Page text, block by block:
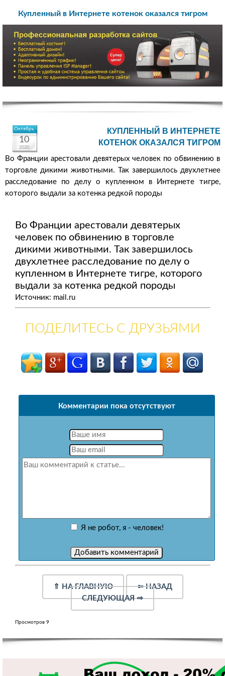
Купленный в Интернете котенок оказался тигром
Октябрь
10
2020
КУПЛЕННЫЙ В ИНТЕРНЕТЕ
КОТЕНОК ОКАЗАЛСЯ ТИГРОМ
Во Франции арестовали девятерых человек по обвинению в
торговле дикими животными. Так завершилось двухлетнее
расследование по делу о купленном в Интернете тигре,
которого выдали за котенка редкой породы
Во Франции арестовали девятерых
человек по обвинению в торговле
дикими животными. Так завершилось
двухлетнее расследование по делу о
купленном в Интернете тигре, которого
выдали за котенка редкой породы
Источник: mail.ru
ПОДЕЛИТЕСЬ С ДРУЗЬЯМИ
Комментарии пока отсутствуют
Я не робот, я - человек!
⇑ НА ГЛАВНУЮ ⇐НАЗАД
СЛЕДУЮЩАЯ⇒
Просмотров 9